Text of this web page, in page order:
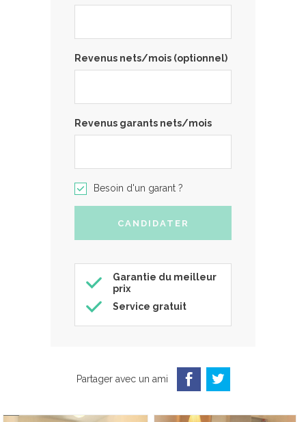
Revenus nets/mois (optionnel)
Revenus garants nets/mois
Besoin d'un garant ?
Garantie du meilleur
prix
Service gratuit
Partager avec un ami